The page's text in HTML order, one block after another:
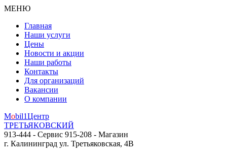
МЕНЮ
Главная
Наши услуги
Цены
Новости и акции
Наши работы
Контакты
Для организаций
Вакансии
О компании
Mobil1Центр
ТРЕТЬЯКОВСКИЙ
913-444 - Сервис 915-208 - Магазин
г. Калининград ул. Третьяковская, 4В